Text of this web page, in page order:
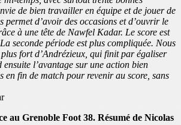
de bien travailler en équipe et de jouer de
permet d’avoir des occasions et d’ouvrir le
à une tête de Nawfel Kadar. Le score est
seconde période est plus compliquée. Nous
plus fort d’Andrézieux, qui finit par égaliser
l’avantage sur une action bien
en fin de match pour revenir au score, sans
au Grenoble Foot 38. Résumé de Nicolas